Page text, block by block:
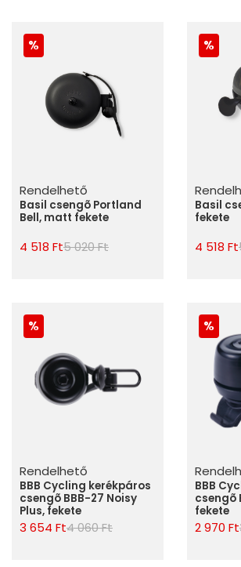
Rendelhető
Basil csengõ Portland
Bell, matt fekete
4 518 Ft5 020 Ft
Basil
fekete
4 518 Ft
Rendelhető
BBB Cycling kerékpáros
csengõ BBB-27 Noisy
Plus, fekete
3 654 Ft4 060 Ft
BBB
csengõ
fekete
2 970 Ft